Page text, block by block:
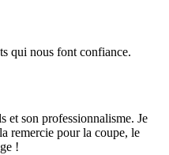
qui nous font confiance.
et son professionnalisme. Je
remercie pour la coupe, le
!